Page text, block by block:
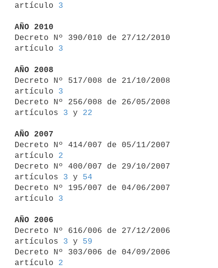
artículo 3
AÑO 2010
Decreto Nº 390/010 de 27/12/2010
artículo 3
AÑO 2008
Decreto Nº 517/008 de 21/10/2008
artículo 3
Decreto Nº 256/008 de 26/05/2008
artículos 3 y 22
AÑO 2007
Decreto Nº 414/007 de 05/11/2007
artículo 2
Decreto Nº 400/007 de 29/10/2007
artículos 3 y 54
Decreto Nº 195/007 de 04/06/2007
artículo 3
AÑO 2006
Decreto Nº 616/006 de 27/12/2006
artículos 3 y 59
Decreto Nº 303/006 de 04/09/2006
artículo 2